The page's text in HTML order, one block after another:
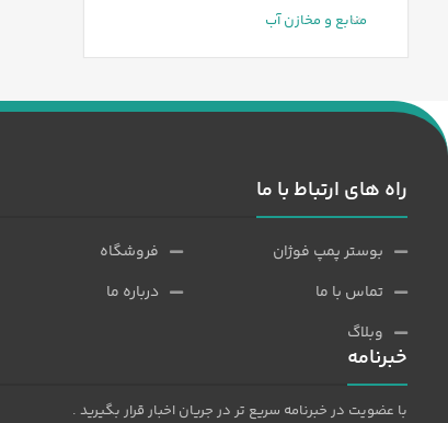
منابع و مخازن آب
راه های ارتباط با ما
بوستر پمپ فوژان
تماس با ما
وبلاگ
فروشگاه
درباره ما
خبرنامه
با عضویت در خبرنامه سریع تر در جریان اخبار قرار بگیرید .